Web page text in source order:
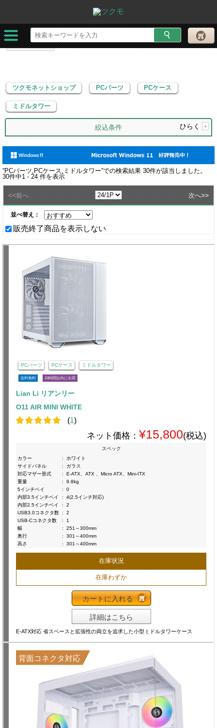
ツクモネットショップ PCパーツ
ミドルタワー
ツクモネットショップ PCパーツ PCケース
ミドルタワー
絞込条件 ひらく +
“PCパーツ,PCケース,ミドルタワー”での検索結果 30件が該当しました。
30件中1 - 24 件を表示
<<前へ 次へ>>
並べ替え：
販売終了商品を表示しない
PCパーツ PCケース ミドルタワー
送料無料 24時間以内に出荷
Lian Li リアンリー
O11 AIR MINI WHITE
(1)
ネット価格： ¥15,800(税込)
スペック
カラー
:
ホワイト
サイドパネル
:
ガラス
対応マザー形式
:
E-ATX、ATX 、Micro ATX、Mini-ITX
重量
:
9.8kg
5インチベイ
:
0
内部3.5インチベイ
:
4(2.5インチ対応)
内部2.5インチベイ
:
2
USB3.0コネクタ数 :
2
USB-Cコネクタ数
:
1
幅
:
251～300mm
奥行
:
301～400mm
高さ
: 301～400mm
在庫状況
在庫わずか
カートに入れる
詳細はこちら
E-ATX対応 省スペースと拡張性の両立を追求した小型ミドルタワーケース
背面コネクタ対応